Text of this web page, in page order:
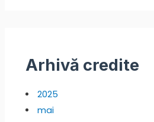
Arhivă credite
2025
mai